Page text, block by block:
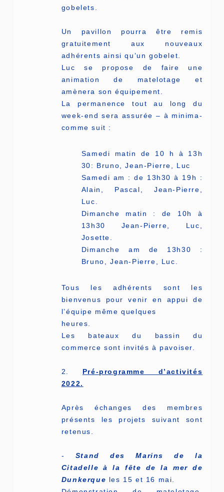
gobelets.
Un pavillon pourra être remis
gratuitement aux nouveaux
adhérents ainsi qu’un gobelet.
Luc se propose de faire une
animation de matelotage et
amènera son équipement.
La permanence tout au long du
week-end sera assurée – à minima-
comme suit :
Samedi matin de 10 h à 13h
30: Bruno, Jean-Pierre, Luc
Samedi am : de 13h30 à 19h :
Alain, Pascal, Jean-Pierre,
Luc.
Dimanche matin : de 10h à
13h30 Jean-Pierre, Luc,
Josette.
Dimanche am de 13h30 :
Bruno, Jean-Pierre, Luc.
Tous les adhérents sont les
bienvenus pour venir en appui de
l’équipe même quelques
heures.
Les bateaux du bassin du
commerce sont invités à pavoiser.
2. Pré-programme d’activités
2022.
Après échanges des membres
présents les projets suivant sont
retenus.
- Stand des Marins de la
Citadelle à la fête de la mer de
Dunkerque les 15 et 16 mai.